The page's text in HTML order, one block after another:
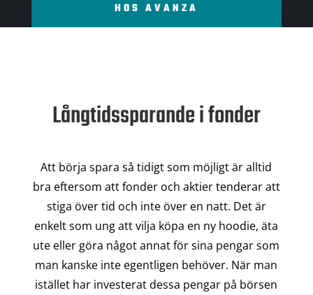
HOS AVANZA
Långtidssparande i fonder
Att börja spara så tidigt som möjligt är alltid
bra eftersom att fonder och aktier tenderar att
stiga över tid och inte över en natt. Det är
enkelt som ung att vilja köpa en ny hoodie, äta
ute eller göra något annat för sina pengar som
man kanske inte egentligen behöver. När man
istället har investerat dessa pengar på börsen